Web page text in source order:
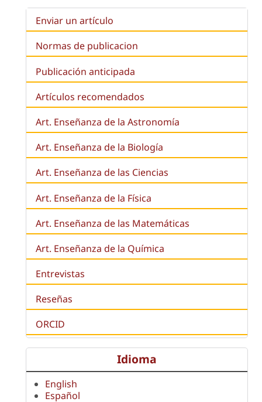
Enviar un artículo
Normas de publicacion
Publicación anticipada
Artículos recomendados
Art. Enseñanza de la Astronomía
Art. Enseñanza de la Biología
Art. Enseñanza de las Ciencias
Art. Enseñanza de la Física
Art. Enseñanza de las Matemáticas
Art. Enseñanza de la Química
Entrevistas
Reseñas
ORCID
Idioma
English
Español